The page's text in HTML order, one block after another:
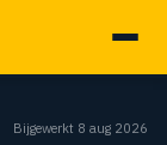
Bijgewerkt 8 aug 2026